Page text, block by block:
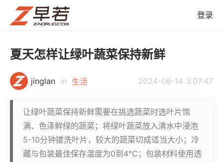
登录
夏天怎样让绿叶蔬菜保持新鲜
jinglan in 生活 2024-06-14 3:07:47
让绿叶蔬菜保持新鲜需要在挑选蔬菜时选叶片饱
满、色泽鲜绿的蔬菜；将绿叶蔬菜放入清水中浸泡
5-10分钟搓洗叶片，较大的蔬菜切成适当大小；冷
藏与包装最佳保存温度为0到4℃；包装材料使用透